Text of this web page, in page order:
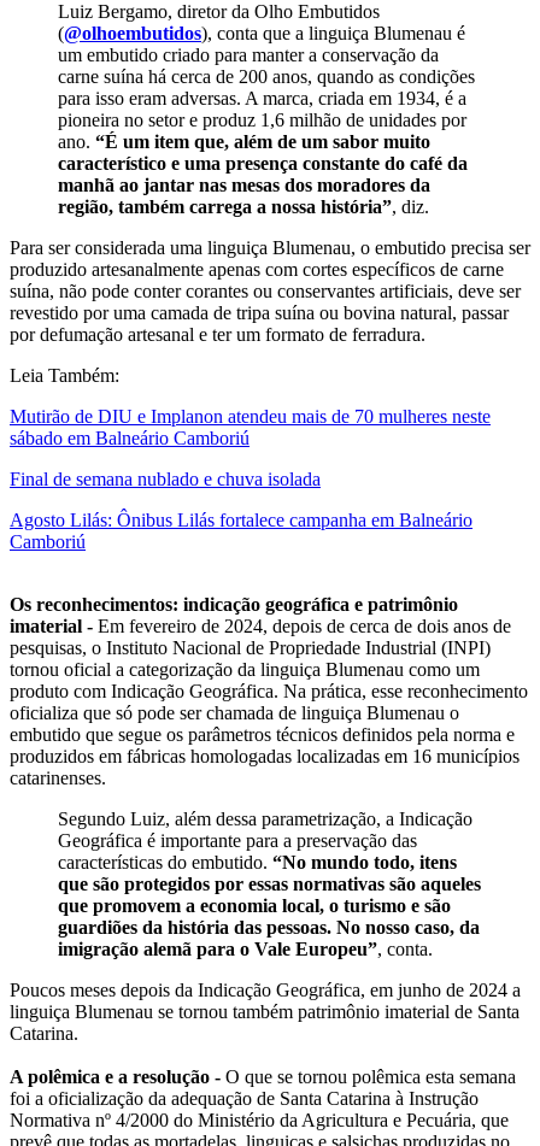
Luiz Bergamo, diretor da Olho Embutidos
(@olhoembutidos), conta que a linguiça Blumenau é
um embutido criado para manter a conservação da
carne suína há cerca de 200 anos, quando as condições
para isso eram adversas. A marca, criada em 1934, é a
pioneira no setor e produz 1,6 milhão de unidades por
ano. “É um item que, além de um sabor muito
característico e uma presença constante do café da
manhã ao jantar nas mesas dos moradores da
região, também carrega a nossa história”, diz.
Para ser considerada uma linguiça Blumenau, o embutido precisa ser
produzido artesanalmente apenas com cortes específicos de carne
suína, não pode conter corantes ou conservantes artificiais, deve ser
revestido por uma camada de tripa suína ou bovina natural, passar
por defumação artesanal e ter um formato de ferradura.
Leia Também:
Mutirão de DIU e Implanon atendeu mais de 70 mulheres neste
sábado em Balneário Camboriú
Final de semana nublado e chuva isolada
Agosto Lilás: Ônibus Lilás fortalece campanha em Balneário
Camboriú
Os reconhecimentos: indicação geográfica e patrimônio
imaterial - Em fevereiro de 2024, depois de cerca de dois anos de
pesquisas, o Instituto Nacional de Propriedade Industrial (INPI)
tornou oficial a categorização da linguiça Blumenau como um
produto com Indicação Geográfica. Na prática, esse reconhecimento
oficializa que só pode ser chamada de linguiça Blumenau o
embutido que segue os parâmetros técnicos definidos pela norma e
produzidos em fábricas homologadas localizadas em 16 municípios
catarinenses.
Segundo Luiz, além dessa parametrização, a Indicação
Geográfica é importante para a preservação das
características do embutido. “No mundo todo, itens
que são protegidos por essas normativas são aqueles
que promovem a economia local, o turismo e são
guardiões da história das pessoas. No nosso caso, da
imigração alemã para o Vale Europeu”, conta.
Poucos meses depois da Indicação Geográfica, em junho de 2024 a
linguiça Blumenau se tornou também patrimônio imaterial de Santa
Catarina.
A polêmica e a resolução - O que se tornou polêmica esta semana
foi a oficialização da adequação de Santa Catarina à Instrução
Normativa nº 4/2000 do Ministério da Agricultura e Pecuária, que
prevê que todas as mortadelas, linguiças e salsichas produzidas no